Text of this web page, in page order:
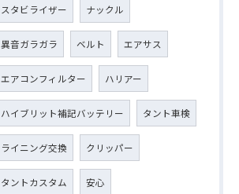
スタビライザー ナックル
異音ガラガラ ベルト エアサス
エアコンフィルター ハリアー
ハイブリット補記バッテリー タント車検
ライニング交換 クリッパー
タントカスタム 安心